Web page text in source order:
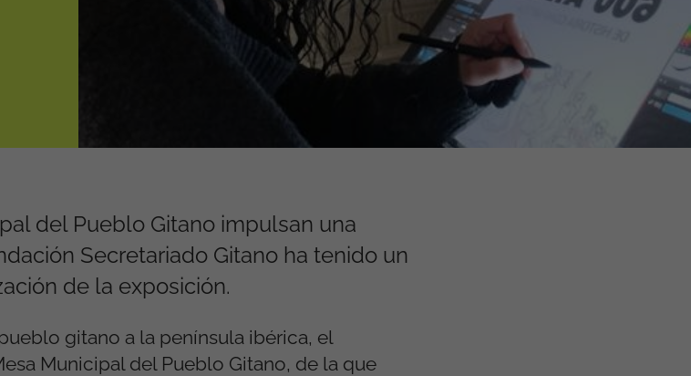
del Pueblo Gitano impulsan una
Secretariado Gitano ha tenido un
de la exposición.
gitano a la península ibérica, el
Municipal del Pueblo Gitano, de la que